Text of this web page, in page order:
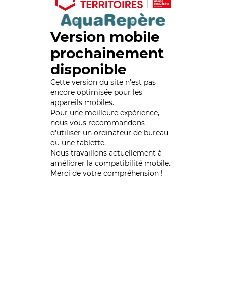
Version mobile
prochainement
disponible
Cette version du site n’est pas
encore optimisée pour les
appareils mobiles.
Pour une meilleure expérience,
nous vous recommandons
d'utiliser un ordinateur de bureau
ou une tablette.
Nous travaillons actuellement à
améliorer la compatibilité mobile.
Merci de votre compréhension !